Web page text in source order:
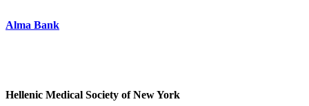
Alma Bank
Hellenic Medical Society of New York